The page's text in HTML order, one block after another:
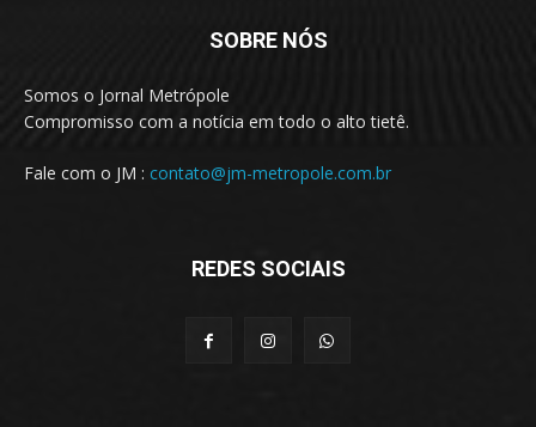
SOBRE NÓS
Somos o Jornal Metrópole
Compromisso com a notícia em todo o alto tietê.
Fale com o JM : contato@jm-metropole.com.br
REDES SOCIAIS